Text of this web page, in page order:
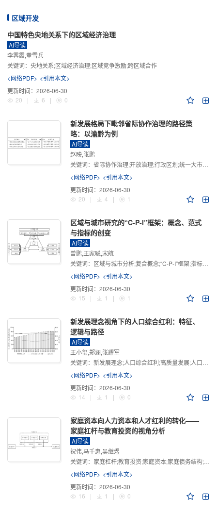
区域开发
中国特色央地关系下的区域经济治理
AI导读
李霁霞,董雪兵
关键词： 央地关系;区域经济治理;区域竞争激励;跨区域合作
<网络PDF> <引用本文>
更新时间： 2026-06-30
20
| 6 | 0
新发展格局下毗邻省际协作治理的路径策
略：以渝黔为例
AI导读
赵映,张鹏
关键词： 省际协作治理;开放治理;行政区划;统一大市场;新发展格局
<网络PDF> <引用本文>
更新时间： 2026-06-30
20
| 4 | 1
区域与城市研究的“C-P-I”框架：概念、范式
与指标的创变
AI导读
曾鹏,王家聪,宋航
关键词： 区域与城市分析;复合概念;“C-P-I”框架;指标体系
<网络PDF> <引用本文>
更新时间： 2026-06-30
15
| 1 | 1
新发展理念视角下的人口综合红利：特征、
逻辑与路径
AI导读
王小玺,郑澜,张耀军
关键词： 新发展理念;人口综合红利;高质量发展;人口政策;中国式现代化
<网络PDF> <引用本文>
更新时间： 2026-06-30
14
| 1 | 0
家庭资本向人力资本和人才红利的转化——
家庭杠杆与教育投资的视角分析
AI导读
祝伟,马千惠,吴继煜
关键词： 家庭杠杆;教育投资;家庭资本;家庭债务结构;CHFS
<网络PDF> <引用本文>
更新时间： 2026-06-30
16
| 1 | 0